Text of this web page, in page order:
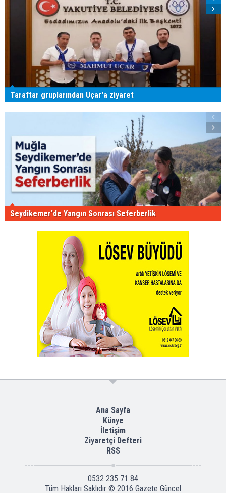
Taraftar gruplarından Uçar'a ziyaret
Seydikemer'de Yangın Sonrası Seferberlik
Ana Sayfa
Künye
İletişim
Ziyaretçi Defteri
RSS
0532 235 71 84
Tüm Hakları Saklıdır © 2016 Gazete Güncel